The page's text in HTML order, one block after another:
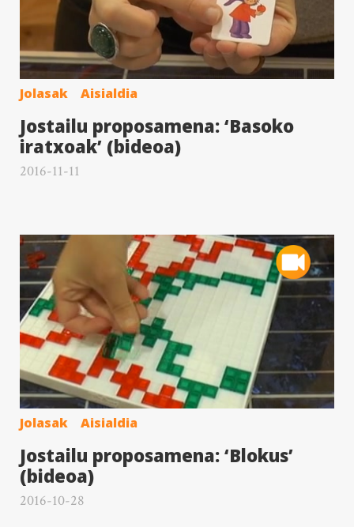
Aisialdia
Jolasak
Jostailu proposamena: ‘Basoko
iratxoak’ (bideoa)
2016-11-11
Aisialdia
Jolasak
Jostailu proposamena: ‘Blokus’
(bideoa)
2016-10-28